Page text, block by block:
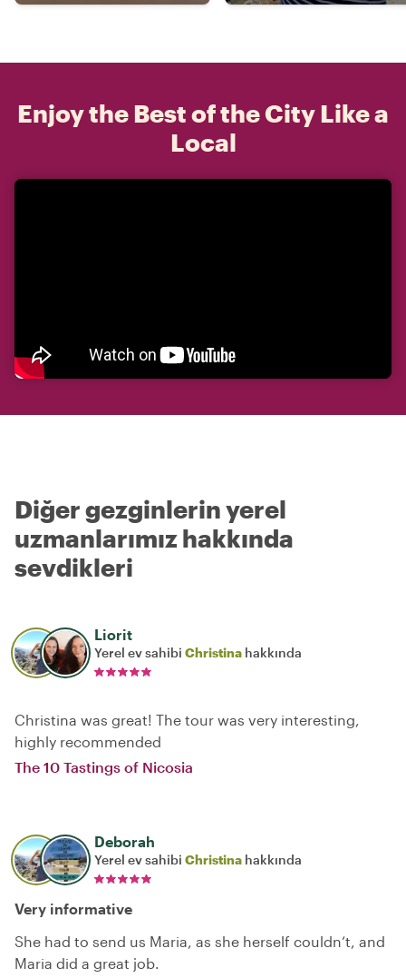
Enjoy the Best of the City Like a
Local
Diğer gezginlerin yerel
uzmanlarımız hakkında
sevdikleri
Liorit
Yerel ev sahibi Christina hakkında
Christina was great! The tour was very interesting,
highly recommended
The 10 Tastings of Nicosia
Deborah
Yerel ev sahibi Christina hakkında
Very informative
She had to send us Maria, as she herself couldn‘t, and
Maria did a great job.